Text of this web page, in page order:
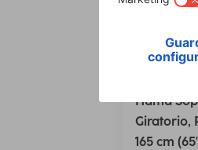
Hama
Giratorio,
165 cm